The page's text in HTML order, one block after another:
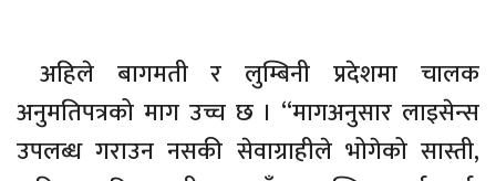
अहिले बागमती र लुम्बिनी प्रदेशमा चालक
अनुमतिपत्रको माग उच्च छ । “मागअनुसार लाइसेन्स
उपलब्ध गराउन नसकी सेवाग्राहीले भोगेको सास्ती,